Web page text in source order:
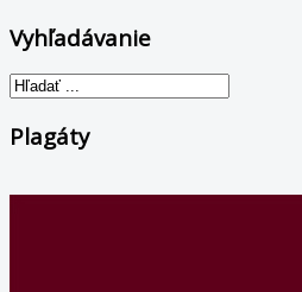
Vyhľadávanie
Plagáty